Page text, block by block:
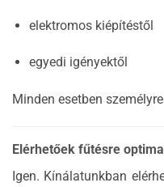
elektromos kiépítéstől
egyedi igényektől
Minden esetben
Elérhetőek fűtésre
Igen. Kínálatunkban